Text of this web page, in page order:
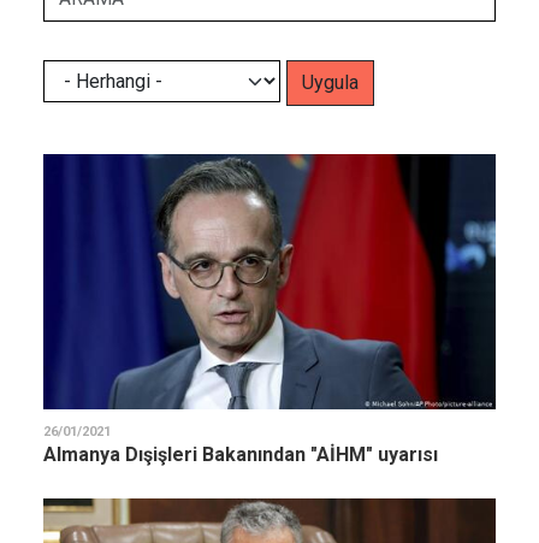
26/01/2021
Almanya Dışişleri Bakanından "AİHM" uyarısı